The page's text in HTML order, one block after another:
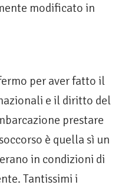
modificato in
per aver fatto il
e il diritto del
prestare
è quella sì un
in condizioni di
Tantissimi i